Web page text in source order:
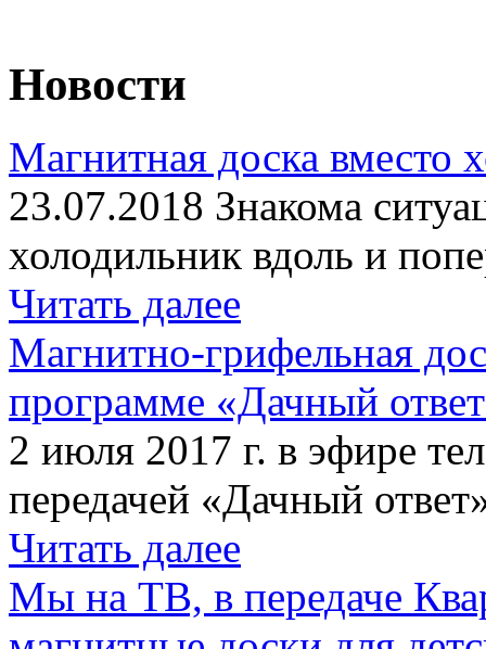
Новости
Магнитная доска вместо
23.07.2018 Знакома
холодильник вдоль и
Читать далее
Магнитно-грифельная
программе «Дачный
2 июля 2017 г. в эфире
передачей «Дачный
Читать далее
Мы на ТВ, в передаче